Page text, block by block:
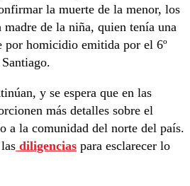
la muerte de la menor, los
de la niña, quien tenía una
por homicidio emitida por el 6º
y se espera que en las
más detalles sobre el
a la comunidad del norte del país.
diligencias para esclarecer lo